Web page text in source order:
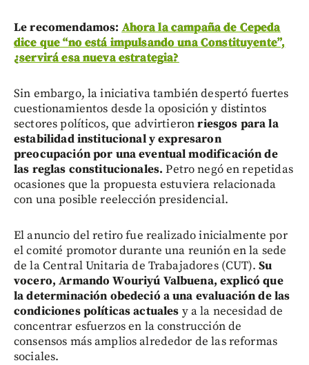
Le recomendamos: Ahora la campaña de Cepeda
dice que “no está impulsando una Constituyente”,
¿servirá esa nueva estrategia?
Sin embargo, la iniciativa también despertó fuertes
cuestionamientos desde la oposición y distintos
sectores políticos, que advirtieronriesgos para la
estabilidad institucional y expresaron
preocupación por una eventual modificación de
las reglas constitucionales. Petro negó en repetidas
ocasiones que la propuesta estuviera relacionada
con una posible reelección presidencial.
El anuncio del retiro fue realizado inicialmente por
el comité promotor durante una reunión en la sede
de la Central Unitaria de Trabajadores (CUT). Su
vocero, Armando Wouriyú Valbuena, explicó que
la determinación obedeció a una evaluación de las
condiciones políticas actuales y a la necesidad de
concentrar esfuerzos en la construcción de
consensos más amplios alrededor de las reformas
sociales.